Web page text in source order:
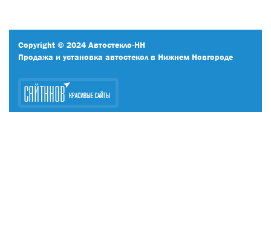
Copyright © 2024 Автостекло-НН
Продажа и установка автостекол в Нижнем Новгороде